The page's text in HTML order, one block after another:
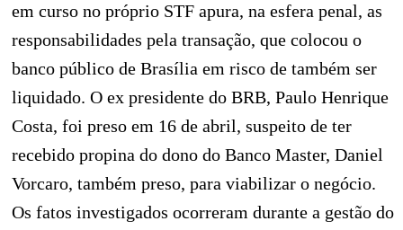
em curso no próprio STF apura, na esfera penal, as
responsabilidades pela transação, que colocou o
banco público de Brasília em risco de também ser
liquidado. O ex presidente do BRB, Paulo Henrique
Costa, foi preso em 16 de abril, suspeito de ter
recebido propina do dono do Banco Master, Daniel
Vorcaro, também preso, para viabilizar o negócio.
Os fatos investigados ocorreram durante a gestão do